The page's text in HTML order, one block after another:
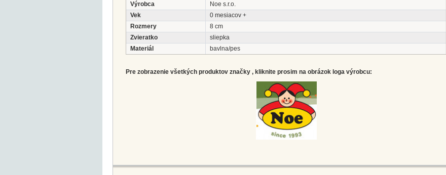
Výrobca
Noe s.r.o.
Vek
0 mesiacov +
Rozmery
8 cm
Zvieratko
sliepka
Materiál
bavlna/pes
Pre zobrazenie všetkých produktov značky , kliknite prosim na obrázok loga výrobcu: